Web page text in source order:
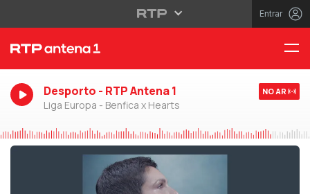
Entrar
Desporto - RTP Antena 1
Liga Europa - Benfica x Hearts
NO AR